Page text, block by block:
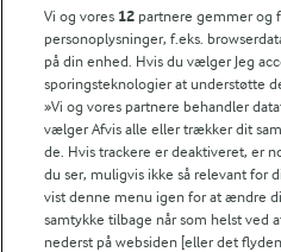
FarmAhead™ Check rapport
Andelshaverinfo: Mælkepris
Fødevarestyrelsens smiley-
Fødevarestyrelsens smiley-
Fødevarestyrelsens smiley-
Følg
Vi og vores 12 partnere gemmer og
personoplysninger, f.eks.
på din enhed. Hvis du vælger Jeg
sporingsteknologier at understøtte
»Vi og vores partnere behandler
vælger Afvis alle eller trækker dit
de. Hvis trackere er deaktiveret, er
du ser, muligvis ikke så relevant for
vist denne menu igen for at ændre
samtykke tilbage når som helst ved
nederst på websiden [eller det